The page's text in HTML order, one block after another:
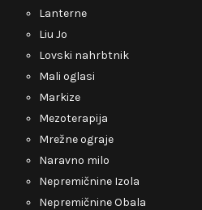
Lanterne
Liu Jo
Lovski nahrbtnik
Mali oglasi
Markize
Mezoterapija
Mrežne ograje
Naravno milo
Nepremičnine Izola
Nepremičnine Obala